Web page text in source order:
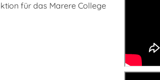
für das Marere College